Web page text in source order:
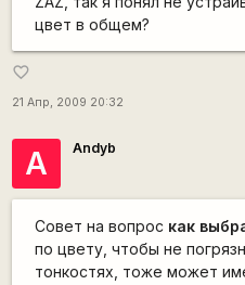
цвет в общем?
favorite_border
21 Апр, 2009 20:32
А Andyb
Совет на вопрос как
по цвету, чтобы не
тонкостях, тоже может